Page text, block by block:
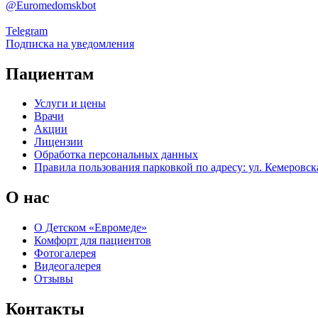
@Euromedomskbot
Telegram
Подписка на уведомления
Пациентам
Услуги и цены
Врачи
Акции
Лицензии
Обработка персональных данных
Правила пользования парковкой по адресу: ул.
О нас
О Детском «Евромеде»
Комфорт для пациентов
Фотогалерея
Видеогалерея
Отзывы
Контакты